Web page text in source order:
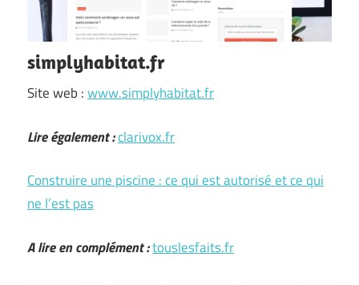
simplyhabitat.fr
Site web :www.simplyhabitat.fr
Lire également :clarivox.fr
Construire une piscine : ce qui est autorisé et ce qui
ne l’est pas
A lire en complément :touslesfaits.fr